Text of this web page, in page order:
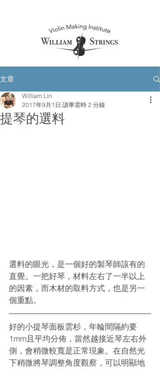
文章
提琴的選料
William Lin
2017年9月1日 讀畢需時 2 分鐘
選料的眼光，是一個好的製琴師該有的
直覺。一把好琴，材料左右了一半以上
的因素，而木材的取料方式，也是另一
個重點。
好的小提琴面板雲杉，年輪間隔約要
1mm且平均分佈，當然越接近琴左右外
側，會稍微較寬是正常現象。在自然光
下稍微將琴調整角度觀察，可以明顯地